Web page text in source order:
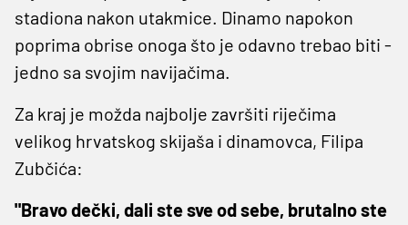
stadiona nakon utakmice. Dinamo napokon
poprima obrise onoga što je odavno trebao biti -
jedno sa svojim navijačima.
Za kraj je možda najbolje završiti riječima
velikog hrvatskog skijaša i dinamovca, Filipa
Zubčića:
"Bravo dečki, dali ste sve od sebe, brutalno ste